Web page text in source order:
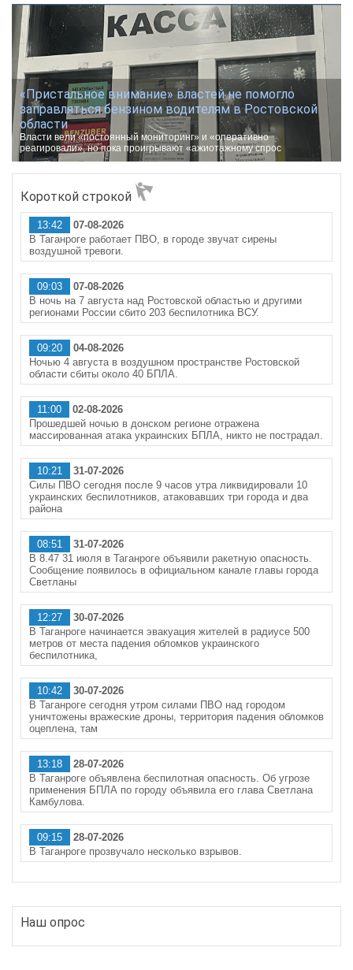
«Пристальное внимание» властей не помогло
заправляться бензином водителям в Ростовской
области
Власти вели «постоянный мониторинг» и «оперативно
реагировали», но пока проигрывают «ажиотажному спрос
Короткой строкой
13:42
07-08-2026
В Таганроге работает ПВО, в городе звучат сирены
воздушной тревоги.
09:03
07-08-2026
В ночь на 7 августа над Ростовской областью и другими
регионами России сбито 203 беспилотника ВСУ.
09:20
04-08-2026
Ночью 4 августа в воздушном пространстве Ростовской
области сбиты около 40 БПЛА.
11:00
02-08-2026
Прошедшей ночью в донском регионе отражена
массированная атака украинских БПЛА, никто не пострадал.
10:21
31-07-2026
Силы ПВО сегодня после 9 часов утра ликвидировали 10
украинских беспилотников, атаковавших три города и два
района
08:51
31-07-2026
В 8.47 31 июля в Таганроге объявили ракетную опасность.
Сообщение появилось в официальном канале главы города
Светланы
12:27
30-07-2026
В Таганроге начинается эвакуация жителей в радиусе 500
метров от места падения обломков украинского
беспилотника,
10:42
30-07-2026
В Таганроге сегодня утром силами ПВО над городом
уничтожены вражеские дроны, территория падения обломков
оцеплена, там
13:18
28-07-2026
В Таганроге объявлена беспилотная опасность. Об угрозе
применения БПЛА по городу объявила его глава Светлана
Камбулова.
09:15
28-07-2026
В Таганроге прозвучало несколько взрывов.
Наш опрос